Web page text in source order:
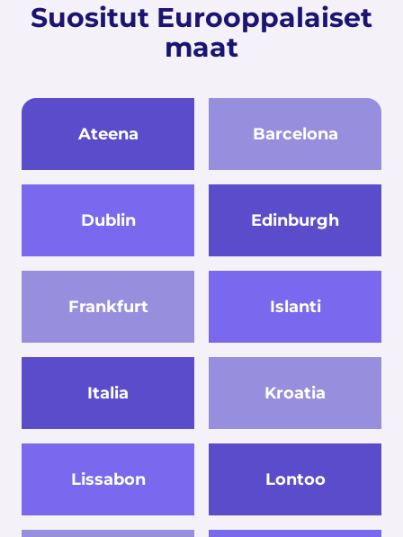
Suositut Eurooppalaiset
maat
Ateena Barcelona
Dublin Edinburgh
Frankfurt Islanti
Italia Kroatia
Lissabon Lontoo